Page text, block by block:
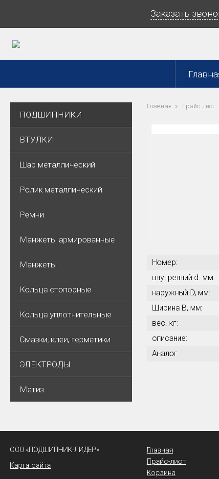
Заказать
ПОДШИПНИКИ
ВТУЛКИ
Шар металлический
Ролик металлический
Ремни
Манжеты армированные
Манжеты
Кольца стопорные
Кольца уплотнительные
Смазки, клеи, герметики
ЭЛЕКТРОДЫ
Метиз
Главная Прайс-лист
Номер:
внутренний d. мм:
наружный D, мм:
Ширина В, мм:
вес. кг:
описание:
Аналог
ООО «ПОДШИПНИК-ЛИДЕР»
Карта сайта
Главная
Прайс-лист
Корзина